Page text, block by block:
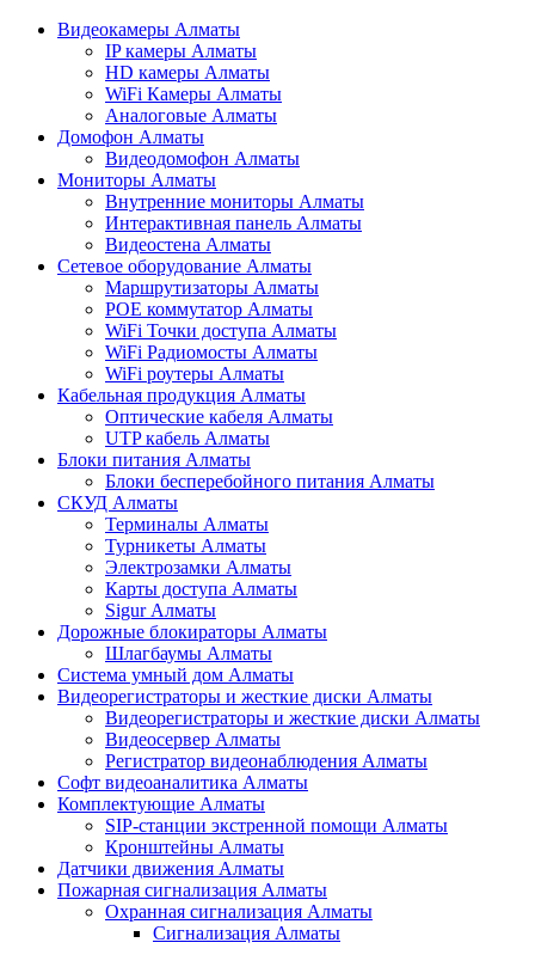
Видеокамеры Алматы
IP камеры Алматы
HD камеры Алматы
WiFi Камеры Алматы
Аналоговые Алматы
Домофон Алматы
Видеодомофон Алматы
Мониторы Алматы
Внутренние мониторы Алматы
Интерактивная панель Алматы
Видеостена Алматы
Сетевое оборудование Алматы
Маршрутизаторы Алматы
POE коммутатор Алматы
WiFi Точки доступа Алматы
WiFi Радиомосты Алматы
WiFi роутеры Алматы
Кабельная продукция Алматы
Оптические кабеля Алматы
UTP кабель Алматы
Блоки питания Алматы
Блоки бесперебойного питания Алматы
СКУД Алматы
Терминалы Алматы
Турникеты Алматы
Электрозамки Алматы
Карты доступа Алматы
Sigur Алматы
Дорожные блокираторы Алматы
Шлагбаумы Алматы
Система умный дом Алматы
Видеорегистраторы и жесткие диски Алматы
Видеорегистраторы и жесткие диски Алматы
Видеосервер Алматы
Регистратор видеонаблюдения Алматы
Софт видеоаналитика Алматы
Комплектующие Алматы
SIP-станции экстренной помощи Алматы
Кронштейны Алматы
Датчики движения Алматы
Пожарная сигнализация Алматы
Охранная сигнализация Алматы
Сигнализация Алматы